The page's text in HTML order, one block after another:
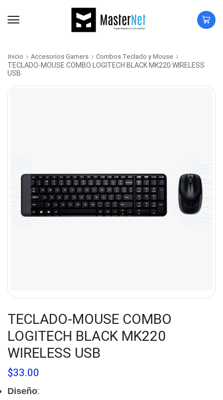
Inicio Accesorios Gamers Combos Teclado y Mouse
TECLADO-MOUSE COMBO LOGITECH BLACK MK220 WIRELESS
USB
TECLADO-MOUSE COMBO
LOGITECH BLACK MK220
WIRELESS USB
$33.00
Diseño: